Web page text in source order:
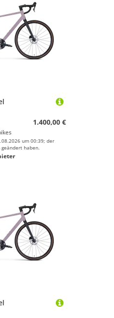
1.400,00 €
um 00:39; der
haben.